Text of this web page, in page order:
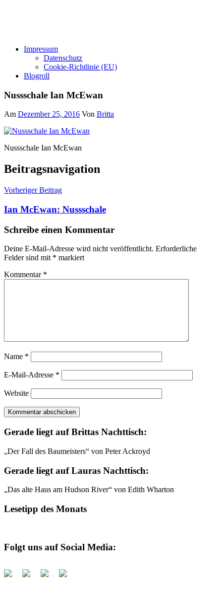
Impressum
Datenschutz
Cookie-Richtlinie (EU)
Blogroll
Nussschale Ian McEwan
Am Dezember 25, 2016 Von Britta
Nussschale Ian McEwan
Beitragsnavigation
Vorheriger Beitrag
Ian McEwan: Nussschale
Schreibe einen Kommentar
Deine E-Mail-Adresse wird nicht veröffentlicht. Erforderliche
Felder sind mit * markiert
Kommentar *
Name *
E-Mail-Adresse *
Website
Gerade liegt auf Brittas Nachttisch:
„Der Fall des Baumeisters“ von Peter Ackroyd
Gerade liegt auf Lauras Nachttisch:
„Das alte Haus am Hudson River“ von Edith Wharton
Lesetipp des Monats
Folgt uns auf Social Media: